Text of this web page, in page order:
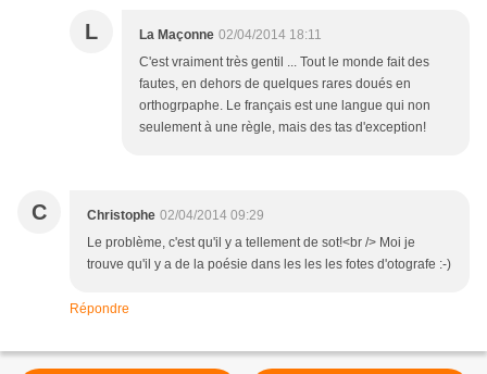
L La Maçonne 02/04/2014 18:11
C'est vraiment très gentil ... Tout le monde fait des
fautes, en dehors de quelques rares doués en
orthogrpaphe. Le français est une langue qui non
seulement à une règle, mais des tas d'exception!
C Christophe 02/04/2014 09:29
Le problème, c'est qu'il y a tellement de sot!<br /> Moi je
trouve qu'il y a de la poésie dans les les les fotes d'otografe :-)
Répondre